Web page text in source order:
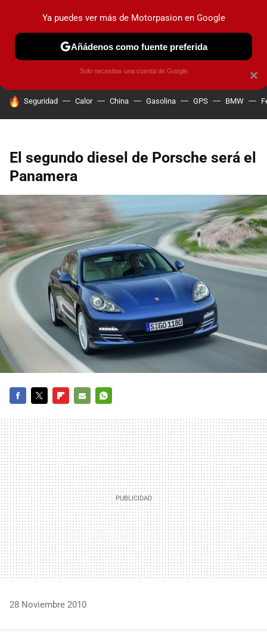
PRUEBAS COCHES ELÉCTRICOS OBSERVATORIO
HOY SE HABLA DE
Seguridad Calor China Gasolina GPS BMW
El segundo diesel de Porsche será el
Panamera
MAIL
28 Noviembre 2010
×
Ya puedes ver más de Motorpasion en Google
Añádenos como fuente preferida
Solo necesitas una cuenta de Google